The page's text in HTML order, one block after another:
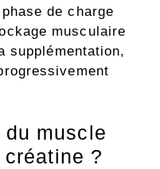
de charge
musculaire
supplémentation,
du muscle
créatine ?